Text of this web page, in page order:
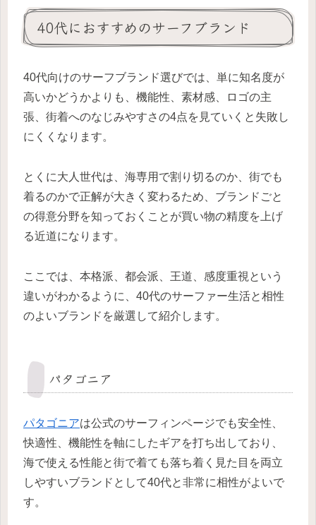
40代におすすめのサーフブランド
40代向けのサーフブランド選びでは、単に知名度が
高いかどうかよりも、機能性、素材感、ロゴの主
張、街着へのなじみやすさの4点を見ていくと失敗し
にくくなります。
とくに大人世代は、海専用で割り切るのか、街でも
着るのかで正解が大きく変わるため、ブランドごと
の得意分野を知っておくことが買い物の精度を上げ
る近道になります。
ここでは、本格派、都会派、王道、感度重視という
違いがわかるように、40代のサーファー生活と相性
のよいブランドを厳選して紹介します。
パタゴニア
パタゴニアは公式のサーフィンページでも安全性、
快適性、機能性を軸にしたギアを打ち出しており、
海で使える性能と街で着ても落ち着く見た目を両立
しやすいブランドとして40代と非常に相性がよいで
す。